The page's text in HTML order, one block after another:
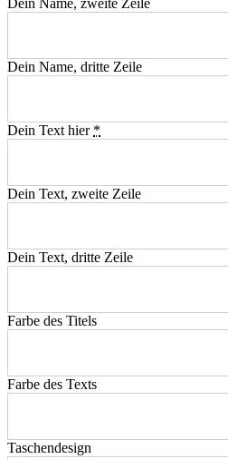
Dein Name, zweite Zeile
Dein Name, dritte Zeile
Dein Text hier *
Dein Text, zweite Zeile
Dein Text, dritte Zeile
Farbe des Titels
Farbe des Texts
Taschendesign